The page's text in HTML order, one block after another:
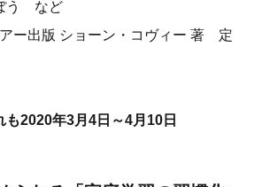
う など
アー出版 ショーン・コヴィー 著 定
も2020年3月4日～4月10日